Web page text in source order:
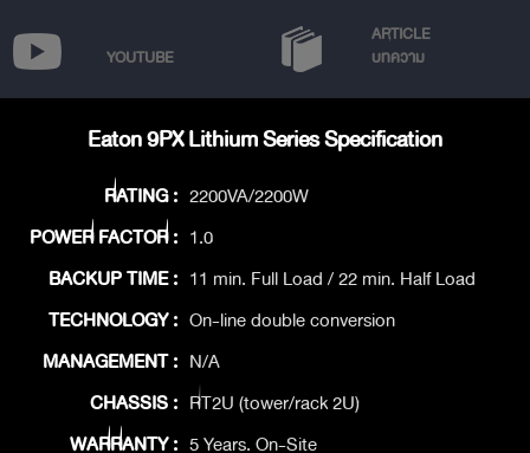
YOUTUBE
ARTICLE
บทความ
Eaton 9PX Lithium Series Specification
RATING : 2200VA/2200W
POWER FACTOR : 1.0
BACKUP TIME : 11 min. Full Load / 22 min. Half Load
TECHNOLOGY : On-line double conversion
MANAGEMENT : N/A
CHASSIS : RT2U (tower/rack 2U)
WARRANTY : 5 Years. On-Site